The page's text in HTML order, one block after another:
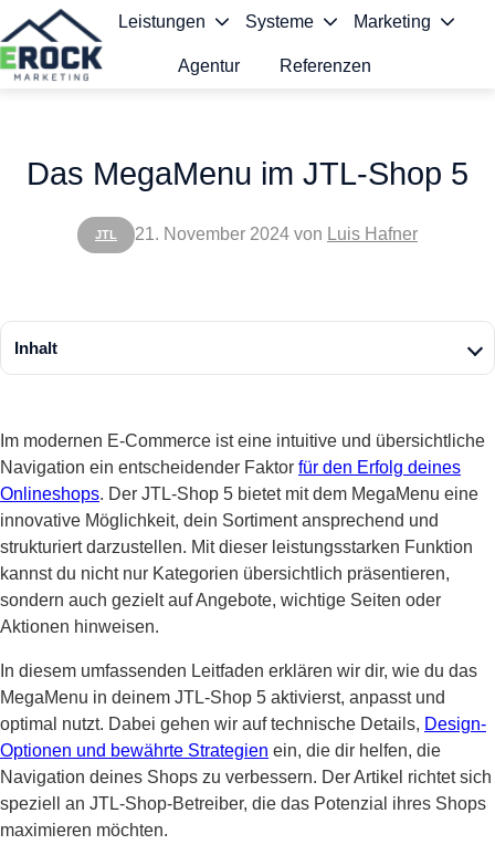
Leistungen Systeme Marketing
Agentur Referenzen
JTL
Das MegaMenu im JTL-Shop 5
21. November 2024 von Luis Hafner
Inhalt
Im modernen E-Commerce ist eine intuitive und übersichtliche
Navigation ein entscheidender Faktor für den Erfolg deines
Onlineshops. Der JTL-Shop 5 bietet mit dem MegaMenu eine
innovative Möglichkeit, dein Sortiment ansprechend und
strukturiert darzustellen. Mit dieser leistungsstarken Funktion
kannst du nicht nur Kategorien übersichtlich präsentieren,
sondern auch gezielt auf Angebote, wichtige Seiten oder
Aktionen hinweisen.
In diesem umfassenden Leitfaden erklären wir dir, wie du das
MegaMenu in deinem JTL-Shop 5 aktivierst, anpasst und
optimal nutzt. Dabei gehen wir auf technische Details, Design-
Optionen und bewährte Strategien ein, die dir helfen, die
Navigation deines Shops zu verbessern. Der Artikel richtet sich
speziell an JTL-Shop-Betreiber, die das Potenzial ihres Shops
maximieren möchten.